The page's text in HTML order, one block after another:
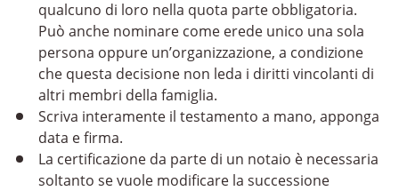
qualcuno di loro nella quota parte obbligatoria.
Può anche nominare come erede unico una sola
persona oppure un’organizzazione, a condizione
che questa decisione non leda i diritti vincolanti di
altri membri della famiglia.
Scriva interamente il testamento a mano, apponga
data e firma.
La certificazione da parte di un notaio è necessaria
soltanto se vuole modificare la successione